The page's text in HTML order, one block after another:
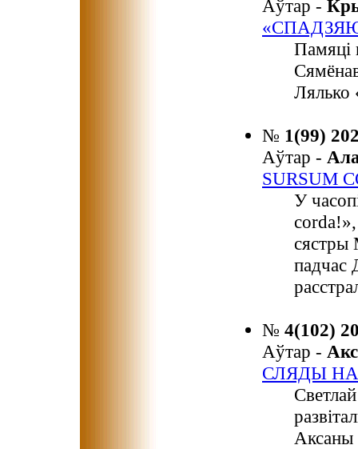
Аўтар -
Памяці
Лялько
№ 1(99)
Аўтар -
SURSUM
У
corda!»,
сястры
падчас
№ 4(102)
Аўтар -
СЛЯДЫ
Аксаны